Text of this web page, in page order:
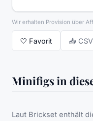
Wir erhalten Provision über
🤍 Favorit 📥 CSV
Minifigs in
Laut Brickset enthält